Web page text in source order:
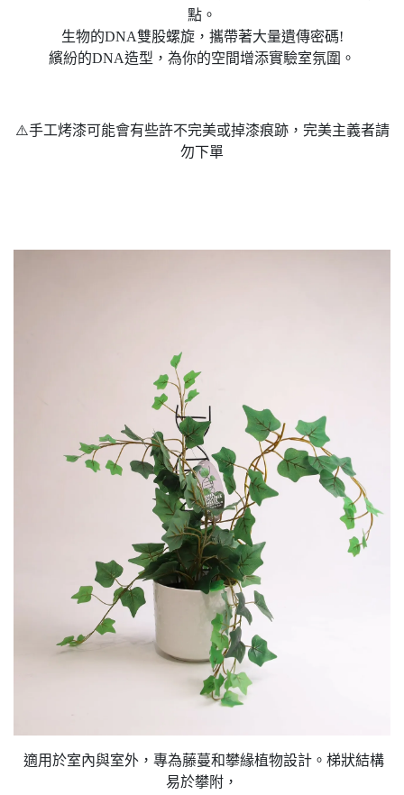
點。
生物的DNA雙股螺旋，攜帶著大量遺傳密碼!
繽紛的DNA造型，為你的空間增添實驗室氛圍。
⚠️手工烤漆可能會有些許不完美或掉漆痕跡，完美主義者請
勿下單
適用於室內與室外，專為藤蔓和攀緣植物設計。梯狀結構
易於攀附，